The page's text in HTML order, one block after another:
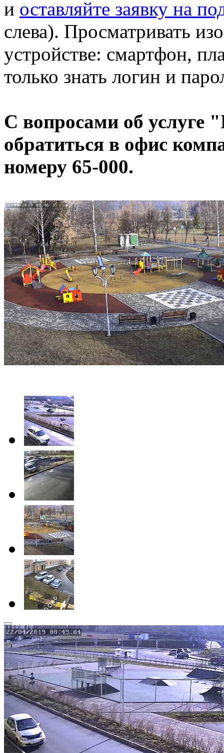
и оставляйте заявку на
слева). Просматривать
устройстве: смартфон,
только знать логин и
С вопросами об
обратиться в офис
номеру 65-000.